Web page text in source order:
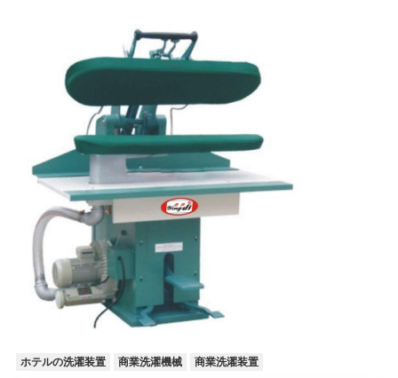
ホテルの洗濯装置 商業洗濯機械 商業洗濯装置